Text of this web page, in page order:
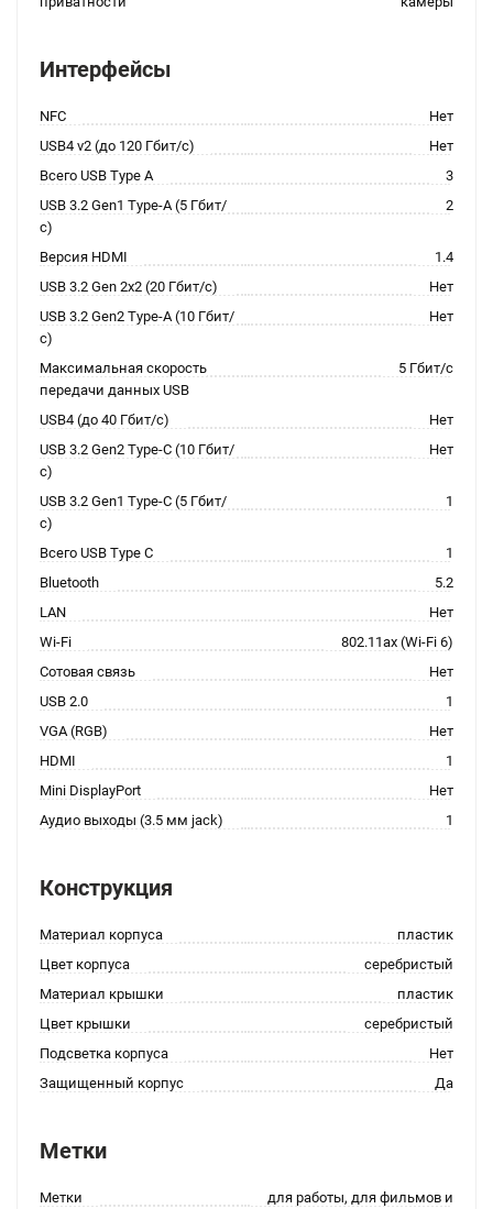
Интерфейсы
NFC
Нет
USB4 v2 (до 120 Гбит/с)
Нет
Всего USB Type A
3
USB 3.2 Gen1 Type-A (5 Гбит/
с)
2
Версия HDMI
1.4
USB 3.2 Gen 2x2 (20 Гбит/с)
Нет
USB 3.2 Gen2 Type-A (10 Гбит/
с)
Нет
Максимальная скорость
передачи данных USB
5 Гбит/с
USB4 (до 40 Гбит/с)
Нет
USB 3.2 Gen2 Type-C (10 Гбит/
с)
Нет
USB 3.2 Gen1 Type-C (5 Гбит/
с)
1
Всего USB Type C
1
Bluetooth
5.2
LAN
Нет
Wi-Fi
802.11ax (Wi-Fi 6)
Сотовая связь
Нет
USB 2.0
1
VGA (RGB)
Нет
HDMI
1
Mini DisplayPort
Нет
Аудио выходы (3.5 мм jack)
1
Конструкция
Материал корпуса
пластик
Цвет корпуса
серебристый
Материал крышки
пластик
Цвет крышки
серебристый
Подсветка корпуса
Нет
Защищенный корпус
Да
Метки
Метки
для работы, для фильмов и